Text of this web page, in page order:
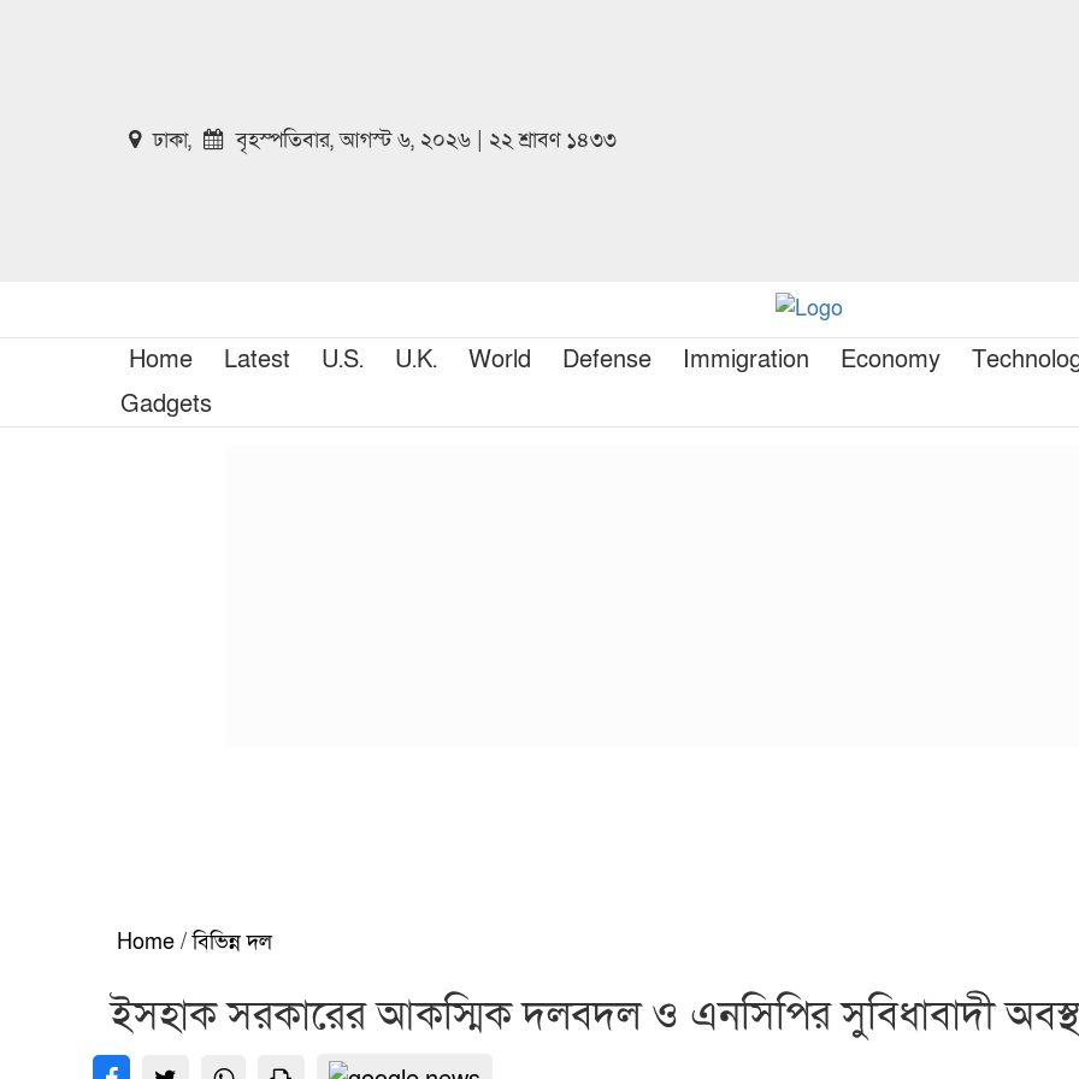
ঢাকা, বৃহস্পতিবার, আগস্ট ৬, ২০২৬ | ২২ শ্রাবণ ১৪৩৩
Home Latest U.S. U.K. World Defense Immigration Economy
Gadgets
Home / বিভিন্ন দল
ইসহাক সরকারের আকস্মিক দলবদল ও এনসিপির সুবিধাবাদী